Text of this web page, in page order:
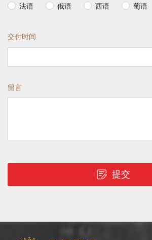
法语 俄语 西语 葡语
交付时间
留言
提交